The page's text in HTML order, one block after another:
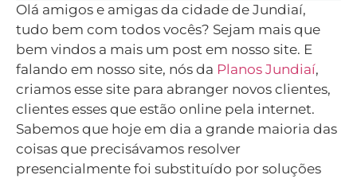
Olá amigos e amigas da cidade de Jundiaí,
tudo bem com todos vocês? Sejam mais que
bem vindos a mais um post em nosso site. E
falando em nosso site, nós da Planos Jundiaí,
criamos esse site para abranger novos clientes,
clientes esses que estão online pela internet.
Sabemos que hoje em dia a grande maioria das
coisas que precisávamos resolver
presencialmente foi substituído por soluções